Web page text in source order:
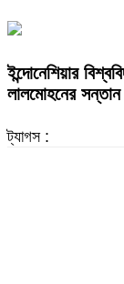
ইন্দোনেশিয়ার
লালমোহনের সন্তান
ট্যাগস :